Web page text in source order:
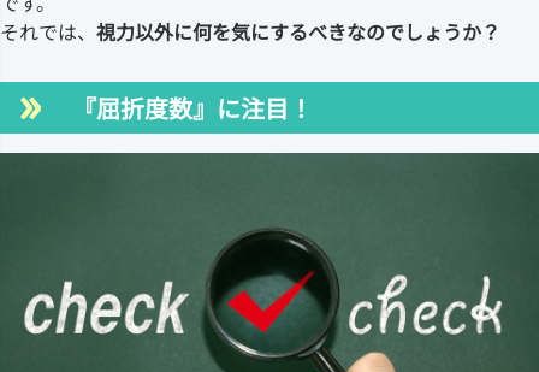
それでは、 視力以外に何を気にするべきなのでしょうか？
『屈折度数』に注目！